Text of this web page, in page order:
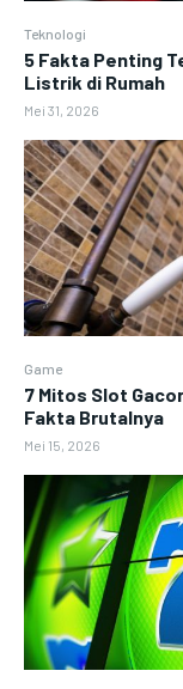
Teknologi
5 Fakta Penting
Listrik di Rumah
Mei 31, 2026
Game
7 Mitos Slot
Fakta Brutalnya
Mei 15, 2026